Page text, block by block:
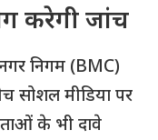
करेगी जांच
निगम (BMC)
सोशल मीडिया पर
के भी दावे